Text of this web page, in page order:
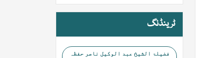
ٹرینڈنگ
فضیلۃ الشیخ عبد الوکیل ناصر حفظہ